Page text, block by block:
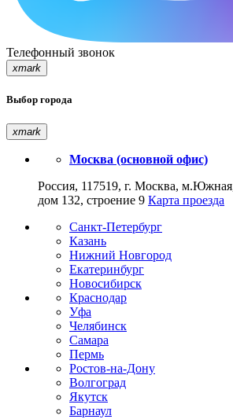
Телефонный звонок
xmark
Выбор города
xmark
Москва (основной офис)
Россия, 117519, г. Москва,
дом 132, строение 9 Карта проезда
Санкт-Петербург
Казань
Нижний Новгород
Екатеринбург
Новосибирск
Краснодар
Уфа
Челябинск
Самара
Пермь
Ростов-на-Дону
Волгоград
Якутск
Барнаул